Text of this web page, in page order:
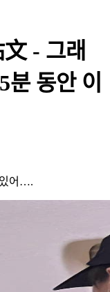
- 그래
동안 이
있어….